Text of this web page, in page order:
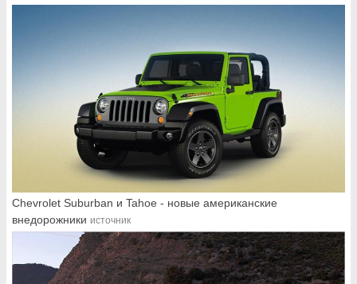
Chevrolet Suburban и Tahoe - новые американские
внедорожники источник